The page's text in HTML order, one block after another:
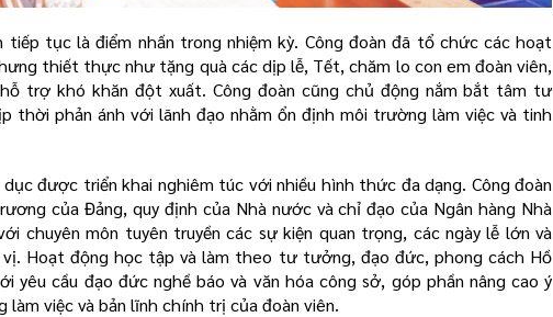
tiếp tục là điểm nhấn trong nhiệm kỳ. Công đoàn đã tổ chức các hoạt
thiết thực như tặng quà các dịp lễ, Tết, chăm lo con em đoàn viên,
trợ khó khăn đột xuất. Công đoàn cũng chủ động nắm bắt tâm tư
thời phản ánh với lãnh đạo nhằm ổn định môi trường làm việc và tinh
được triển khai nghiêm túc với nhiều hình thức đa dạng. Công đoàn
của Đảng, quy định của Nhà nước và chỉ đạo của Ngân hàng Nhà
chuyên môn tuyên truyền các sự kiện quan trọng, các ngày lễ lớn và
Hoạt động học tập và làm theo tư tưởng, đạo đức, phong cách Hồ
yêu cầu đạo đức nghề báo và văn hóa công sở, góp phần nâng cao ý
việc và bản lĩnh chính trị của đoàn viên.